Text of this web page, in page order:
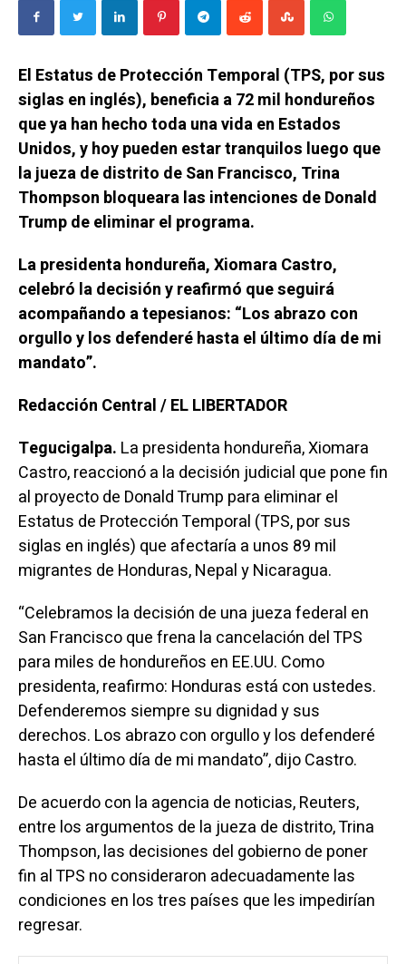
El Estatus de Protección Temporal (TPS, por sus
siglas en inglés), beneficia a 72 mil hondureños
que ya han hecho toda una vida en Estados
Unidos, y hoy pueden estar tranquilos luego que
la jueza de distrito de San Francisco, Trina
Thompson bloqueara las intenciones de Donald
Trump de eliminar el programa.
La presidenta hondureña, Xiomara Castro,
celebró la decisión y reafirmó que seguirá
acompañando a tepesianos: “Los abrazo con
orgullo y los defenderé hasta el último día de mi
mandato”.
Redacción Central / EL LIBERTADOR
Tegucigalpa. La presidenta hondureña, Xiomara
Castro, reaccionó a la decisión judicial que pone fin
al proyecto de Donald Trump para eliminar el
Estatus de Protección Temporal (TPS, por sus
siglas en inglés) que afectaría a unos 89 mil
migrantes de Honduras, Nepal y Nicaragua.
“Celebramos la decisión de una jueza federal en
San Francisco que frena la cancelación del TPS
para miles de hondureños en EE.UU. Como
presidenta, reafirmo: Honduras está con ustedes.
Defenderemos siempre su dignidad y sus
derechos. Los abrazo con orgullo y los defenderé
hasta el último día de mi mandato”, dijo Castro.
De acuerdo con la agencia de noticias, Reuters,
entre los argumentos de la jueza de distrito, Trina
Thompson, las decisiones del gobierno de poner
fin al TPS no consideraron adecuadamente las
condiciones en los tres países que les impedirían
regresar.